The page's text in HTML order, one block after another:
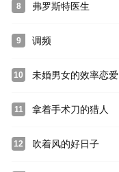
8 弗罗斯特医生
9 调频
10 未婚男女的效率恋爱
11 拿着手术刀的猎人
12 吹着风的好日子